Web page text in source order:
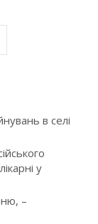
в селі
у
–